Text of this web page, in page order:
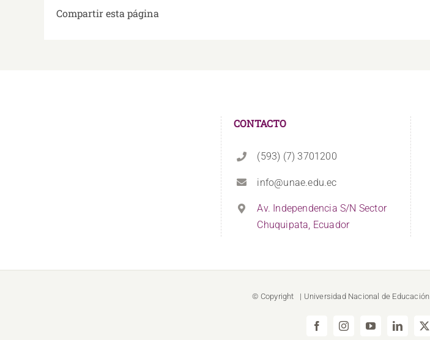
Compartir esta página
CONTACTO
(593) (7) 3701200
info@unae.edu.ec
Av. Independencia S/N Sector
Chuquipata, Ecuador
© Copyright | Universidad Nacional de Educación
FacebookInstagramYouTubeLinkedIn
X